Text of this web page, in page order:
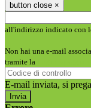
button close ×
all'indirizzo indicato con
Non hai una e-mail
tramite la
E-mail inviata, si